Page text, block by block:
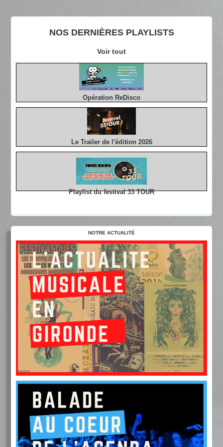
NOS DERNIÈRES PLAYLISTS
Voir tout
Opération ReDisco
Le Trailer de l'édition 2026
Playlist du festival 33 TOUR
NOTRE ACTUALITÉ